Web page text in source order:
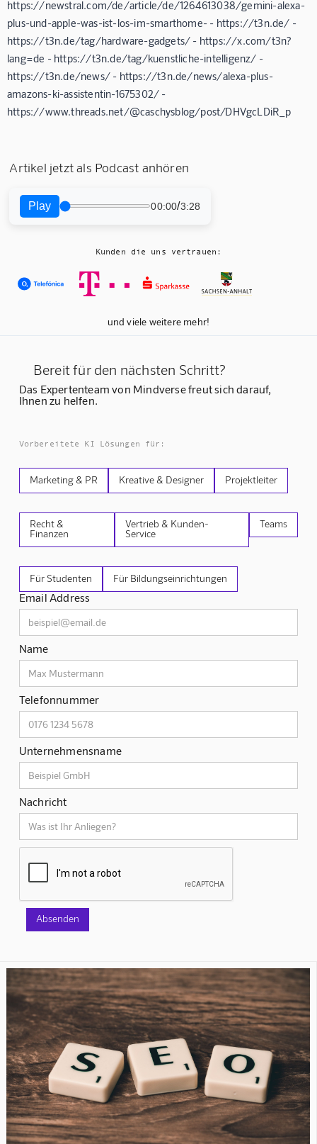
https://newstral.com/de/article/de/1264613038/gemini-alexa-
plus-und-apple-was-ist-los-im-smarthome- - https://t3n.de/ -
https://t3n.de/tag/hardware-gadgets/ - https://x.com/t3n?
lang=de - https://t3n.de/tag/kuenstliche-intelligenz/ -
https://t3n.de/news/ - https://t3n.de/news/alexa-plus-
amazons-ki-assistentin-1675302/ -
https://www.threads.net/@caschysblog/post/DHVgcLDiR_p
Artikel jetzt als Podcast anhören
Play 00:00/3:28
Kunden die uns vertrauen:
und viele weitere mehr!
Bereit für den nächsten Schritt?
Das Expertenteam von Mindverse freut sich darauf,
Ihnen zu helfen.
Vorbereitete KI Lösungen für:
Marketing & PR Kreative & Designer Projektleiter
Recht &
Finanzen
Vertrieb & Kunden-
Service
Teams
Für Studenten Für Bildungseinrichtungen
Email Address
Name
Telefonnummer
Unternehmensname
Nachricht